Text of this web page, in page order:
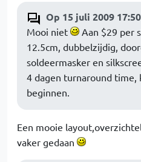
Op 15 juli 2009
Mooi niet
Aan $29 per
12.5cm, dubbelzijdig,
soldeermasker en
4 dagen turnaround time,
beginnen.
Een mooie
vaker gedaan